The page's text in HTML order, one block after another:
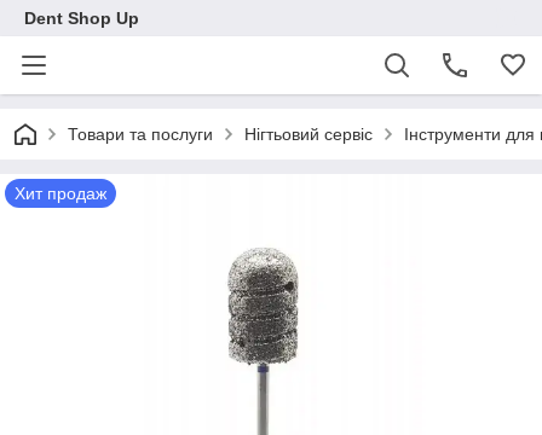
Dent Shop Up
Товари та послуги Нігтьовий сервіс Інструменти для
Хит продаж